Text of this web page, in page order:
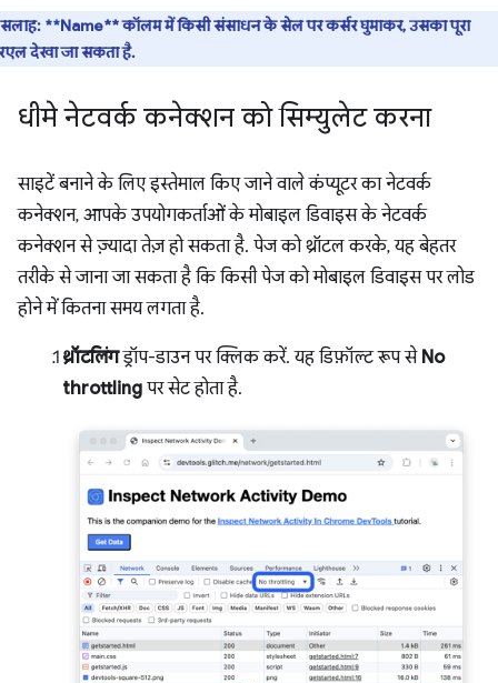
सलाह: **Name** कॉलम में किसी संसाधन के सेल पर कर्सर घुमाकर, उसका पूरा
देखा जा सकता है.
धीमे नेटवर्क कनेक्शन को सिम्युलेट करना
साइटें बनाने के लिए इस्तेमाल किए जाने वाले कंप्यूटर का नेटवर्क
कनेक्शन, आपके उपयोगकर्ताओं के मोबाइल डिवाइस के नेटवर्क
कनेक्शन से ज़्यादा तेज़ हो सकता है. पेज को थ्रॉटल करके, यह बेहतर
तरीके से जाना जा सकता है कि किसी पेज को मोबाइल डिवाइस पर लोड
होने में कितना समय लगता है.
थ्रॉटलिंगड्रॉप-डाउन पर क्लिक करें. यह डिफ़ॉल्ट रूप से No
throttling पर सेट होता है.